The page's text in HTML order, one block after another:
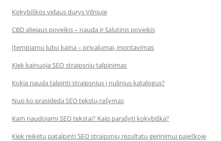
Kokybiškos vidaus durys Vilniuje
CBD aliejaus poveikis – nauda ir šalutinis poveikis
Įtempiamų lubų kaina – privalumai, montavimas
Kiek kainuoja SEO straipsnių talpinimas
Kokia nauda talpinti straipsnius į nulinius katalogus?
Nuo ko prasideda SEO tekstų rašymas
Kam naudojami SEO tekstai? Kaip parašyti kokybišką?
Kiek reikėtų patalpinti SEO straipsnių rezultatų gerinimui paieškoje